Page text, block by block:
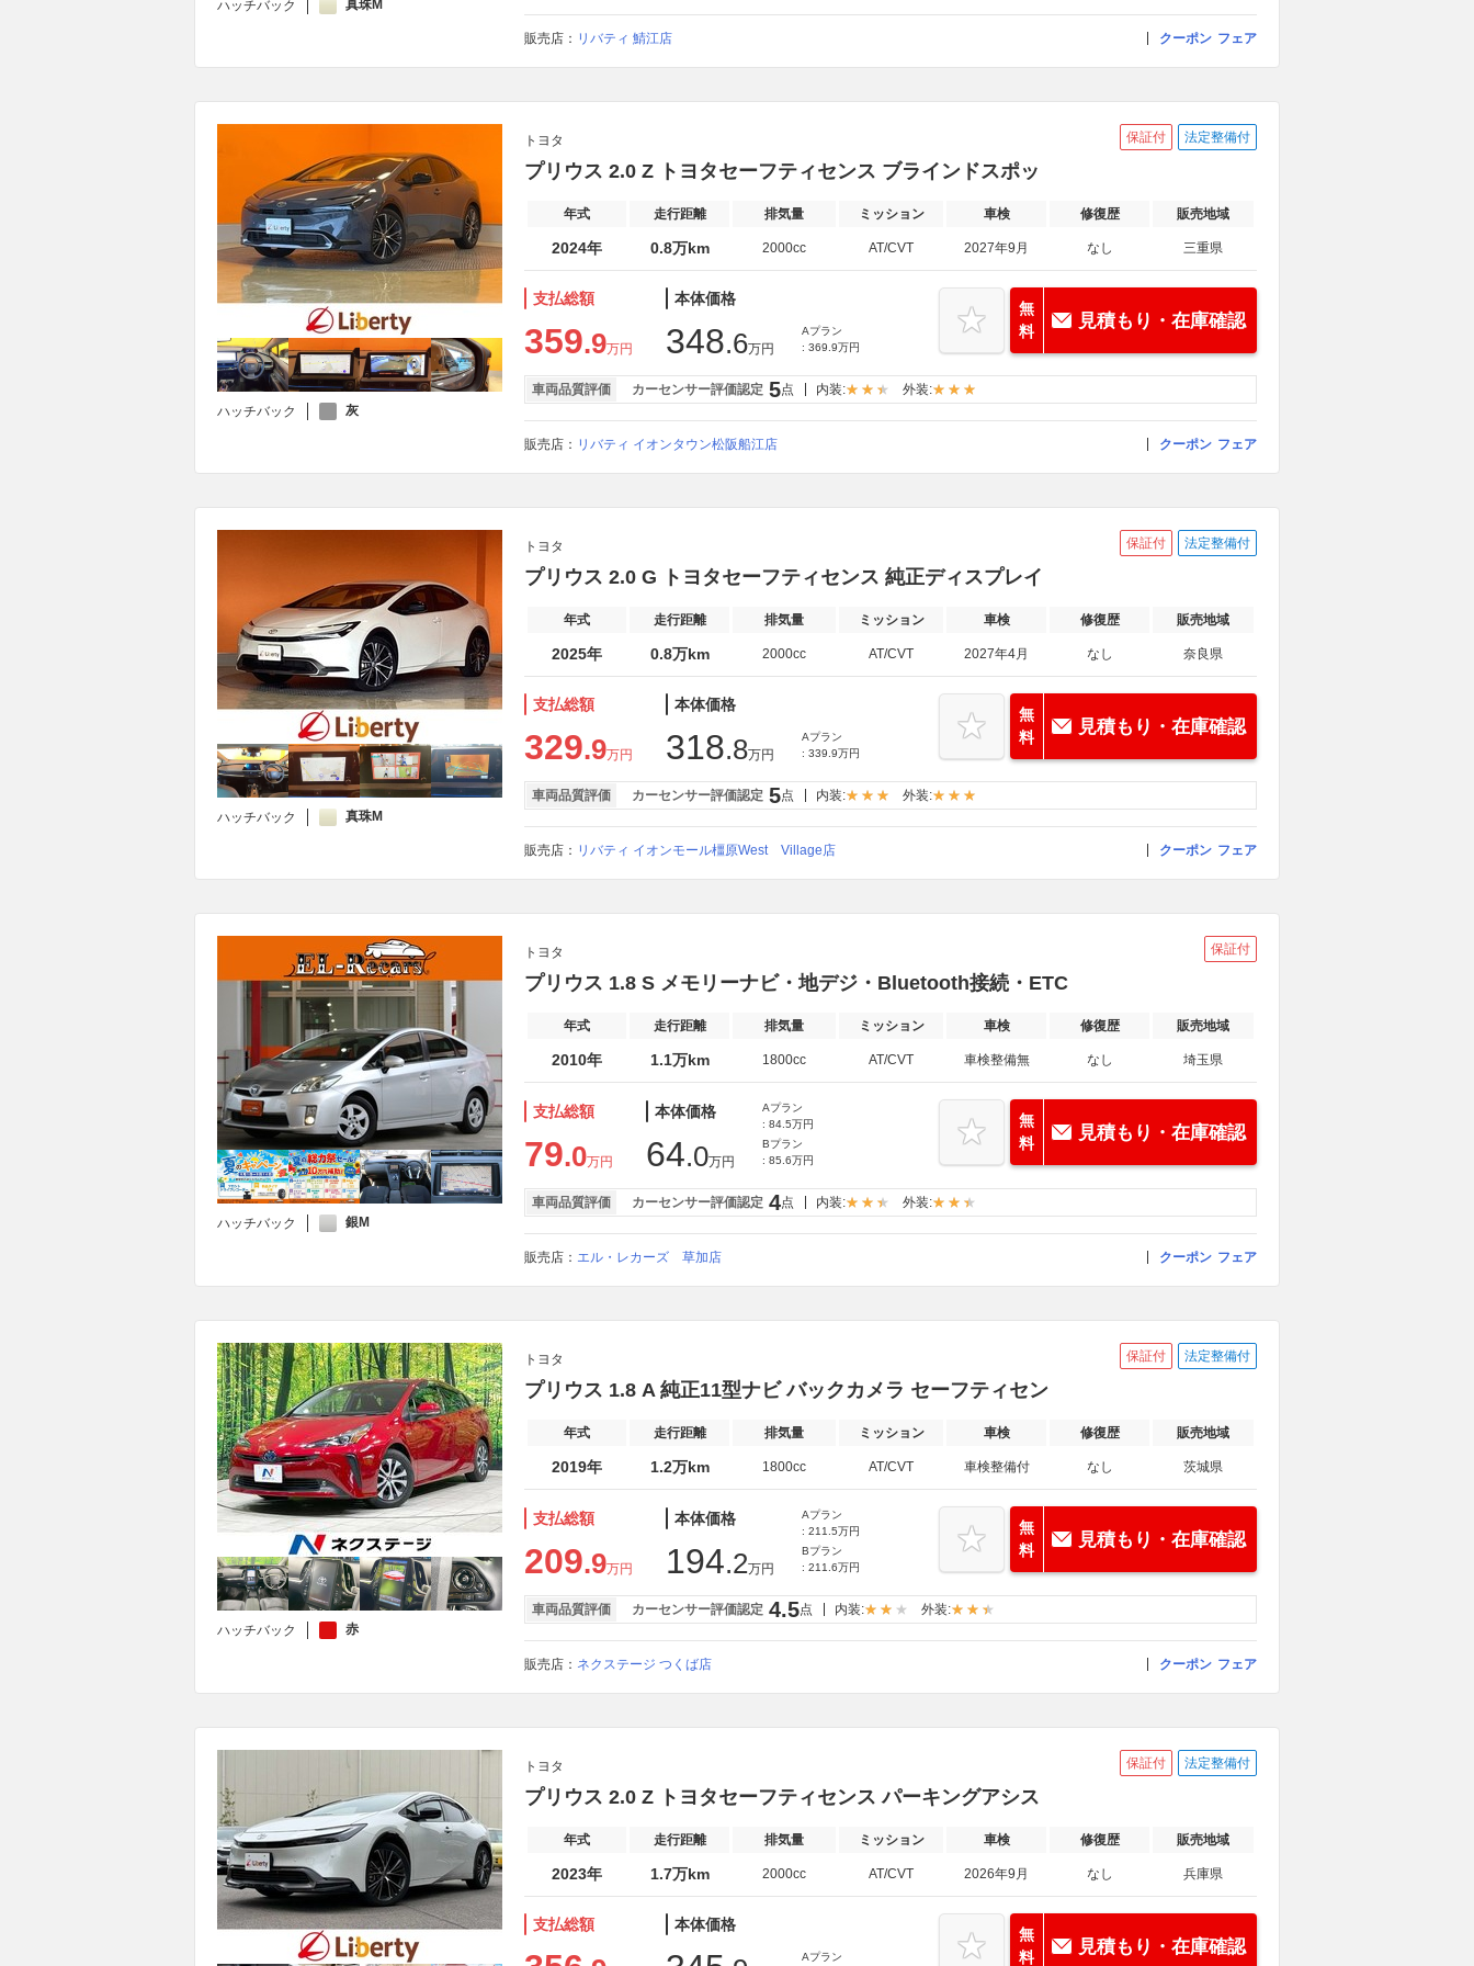
ハッチバック 真珠M
販売店： リバティ 鯖江店 クーポン フェア
ハッチバック 灰
トヨタ 保証付 法定整備付
プリウス 2.0 Z トヨタセーフティセンス ブラインドスポッ
年式 走行距離 排気量 ミッション 車検 修復歴 販売地域
2024年 0.8万km 2000cc AT/CVT 2027年9月 なし 三重県
支払総額
359.9万円
本体価格
348.6万円
Aプラン
: 369.9万円
無
料
見積もり・在庫確認
車両品質評価 カーセンサー評価認定 5点 内装: 外装:
販売店： リバティ イオンタウン松阪船江店 クーポン フェア
ハッチバック 真珠M
トヨタ 保証付 法定整備付
プリウス 2.0 G トヨタセーフティセンス 純正ディスプレイ
年式 走行距離 排気量 ミッション 車検 修復歴 販売地域
2025年 0.8万km 2000cc AT/CVT 2027年4月 なし 奈良県
支払総額
329.9万円
本体価格
318.8万円
Aプラン
: 339.9万円
無
料
見積もり・在庫確認
車両品質評価 カーセンサー評価認定 5点 内装: 外装:
販売店： リバティ イオンモール橿原West Village店 クーポン フェア
ハッチバック 銀M
トヨタ 保証付
プリウス 1.8 S メモリーナビ・地デジ・Bluetooth接続・ETC
年式 走行距離 排気量 ミッション 車検 修復歴 販売地域
2010年 1.1万km 1800cc AT/CVT 車検整備無 なし 埼玉県
支払総額
79.0万円
本体価格
64.0万円
Aプラン
: 84.5万円
Bプラン
: 85.6万円
無
料
見積もり・在庫確認
車両品質評価 カーセンサー評価認定 4点 内装: 外装:
販売店： エル・レカーズ 草加店 クーポン フェア
ハッチバック 赤
トヨタ 保証付 法定整備付
プリウス 1.8 A 純正11型ナビ バックカメラ セーフティセン
年式 走行距離 排気量 ミッション 車検 修復歴 販売地域
2019年 1.2万km 1800cc AT/CVT 車検整備付 なし 茨城県
支払総額
209.9万円
本体価格
194.2万円
Aプラン
: 211.5万円
Bプラン
: 211.6万円
無
料
見積もり・在庫確認
車両品質評価 カーセンサー評価認定 4.5点 内装: 外装:
販売店： ネクステージ つくば店 クーポン フェア
トヨタ 保証付 法定整備付
プリウス 2.0 Z トヨタセーフティセンス パーキングアシス
年式 走行距離 排気量 ミッション 車検 修復歴 販売地域
2023年 1.7万km 2000cc AT/CVT 2026年9月 なし 兵庫県
支払総額 本体価格
Aプラン
無
料
見積もり・在庫確認